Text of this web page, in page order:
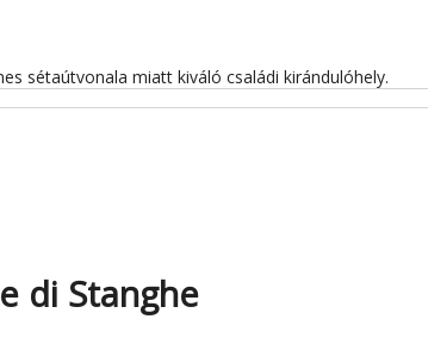
sétaútvonala miatt kiváló családi kirándulóhely.
di Stanghe